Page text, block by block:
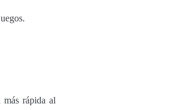
rápida al